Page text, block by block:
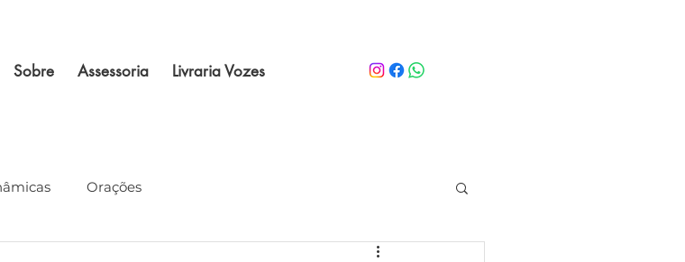
Sobre Assessoria Livraria Vozes
Orações